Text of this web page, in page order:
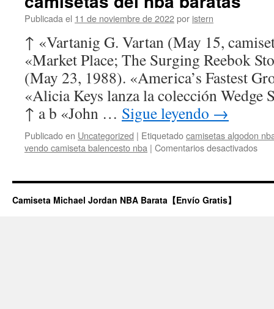
Publicada el 11 de noviembre de 2022por istern
↑ «Vartanig G. Vartan (May 15,
«Market Place; The Surging Reebok
(May 23, 1988). «America’s Fastest
«Alicia Keys lanza la colección Wedge
↑ a b «John … Sigue leyendo →
Publicado en Uncategorized | Etiquetadocamisetas algodon
vendo camiseta balencesto nba | Comentarios desactivadosen
nba
Camiseta Michael Jordan NBA Barata【Envío Gratis】